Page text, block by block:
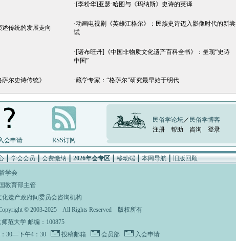
·[李粉华]亚瑟·哈图与《玛纳斯》史诗的英译
传统的发展走向
·动画电视剧《英雄江格尔》：民族史诗迈入影像时代的新尝
试
·[诺布旺丹]《中国非物质文化遗产百科全书》：呈现“史诗
中国”
尔史诗传统》 ·藏学专家：“格萨尔”研究最早始于明代
会申请 RSS订阅
民俗学论坛／ 民俗学博客
注册
帮助 咨询 登录
┃学会会员┃会费缴纳┃2026年会专区┃移动端┃本网导航┃旧版回顾
学会
教育部主管
遗产政府间委员会咨询机构
© 2003-2025 All Rights Reserved 版权所有
范大学 邮编：100875
30—下午4：30 投稿邮箱 会员部 入会申请